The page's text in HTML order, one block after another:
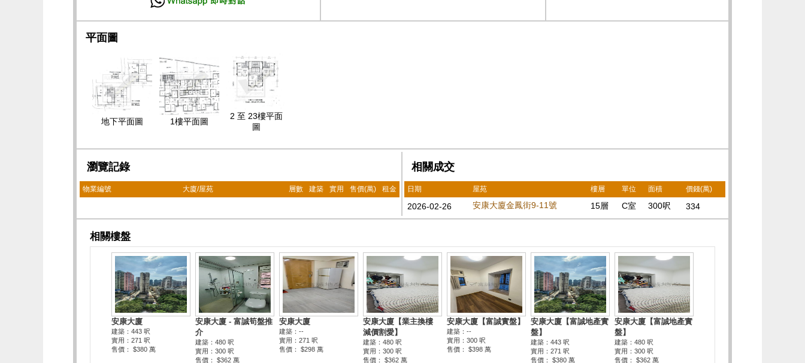
平面圖
地下平面圖 1樓平面圖
2 至 23樓平面
圖
瀏覽記錄
物業編號 大廈/屋苑 層數 建築 實用 售價(萬) 租金
相關成交
日期 屋苑 樓層 單位 面積 價錢(萬)
2026-02-26 安康大廈金鳳街9-11號 15層 C室 300呎 334